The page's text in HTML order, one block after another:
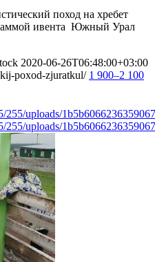
поход на хребет
ивента Южный Урал
2020-06-26T06:48:00+03:00
poxod-zjuratkul/ 1 900–2 100
255/uploads/
255/uploads/